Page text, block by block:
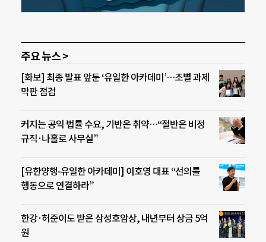
주요 뉴스 >
[화보] 최종 발표 앞둔 ‘유일한 아카데미’…조별 과제
막판 점검
커지는 공익 법률 수요, 기반은 취약…“절반은 비정
규직·나홀로 사무실”
[유한양행-유일한 아카데미] 이호영 대표 “선의를
행동으로 연결하라”
한강·허준이도 받은 삼성호암상, 내년부터 상금 5억
원